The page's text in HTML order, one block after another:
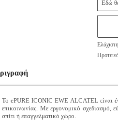
Εδώ
Το ePURE ICONIC EWE ALCATEL είναι
επικοινωνίας. Με εργονομικό σχεδιασμό,
σπίτι ή επαγγελματικό χώρο.